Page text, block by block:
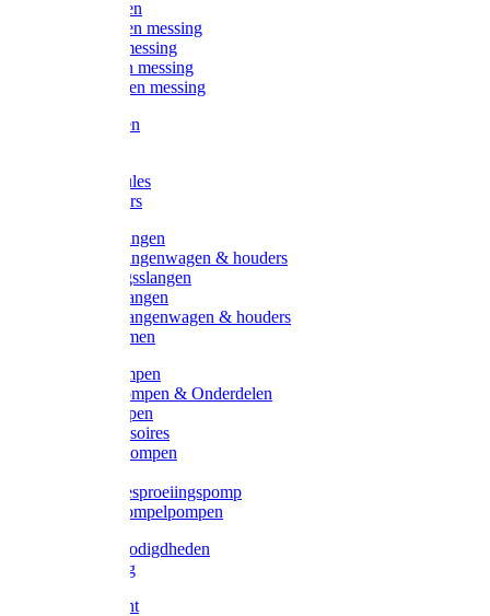
Kogelkranen
Koppelingen messing
Sproeiers messing
Tuinspuiten messing
Slangstukken messing
Handspuiten
Kunststoftules
Regenmeters
Overige slangen
Overige slangenwagen & houders
Beregeningsslangen
Gardena slangen
Gardena slangenwagen & houders
Slangklemmen
Leader pompen
Zwengelpompen & Onderdelen
Ebara pompen
Pompaccessoires
Excellent pompen
Gardena besproeiingspomp
Gardena dompelpompen
Tyleen benodigdheden
Tyleenslang
Lange bocht